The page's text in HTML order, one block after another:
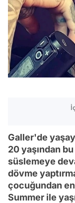
Galler'de
20 yaşından
süslemeye
dövme
çocuğundan
Summer ile